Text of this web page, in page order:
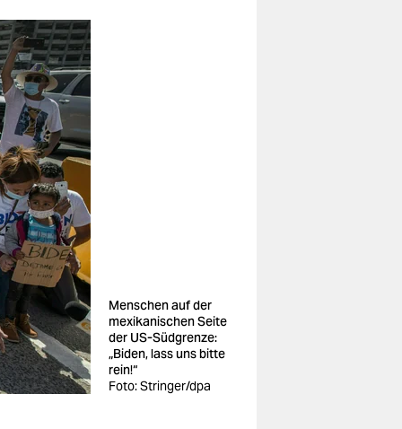
Menschen auf der
mexikanischen Seite
der US-Südgrenze:
„Biden, lass uns bitte
rein!“
Foto: Stringer/dpa